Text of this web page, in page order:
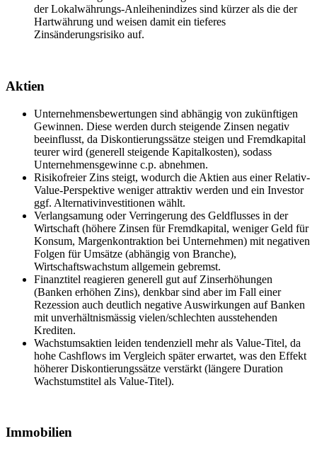
der Lokalwährungs-Anleihenindizes sind kürzer als die der
Hartwährung und weisen damit ein tieferes
Zinsänderungsrisiko auf.
Aktien
Unternehmensbewertungen sind abhängig von zukünftigen
Gewinnen. Diese werden durch steigende Zinsen negativ
beeinflusst, da Diskontierungssätze steigen und Fremdkapital
teurer wird (generell steigende Kapitalkosten), sodass
Unternehmensgewinne c.p. abnehmen.
Risikofreier Zins steigt, wodurch die Aktien aus einer Relativ-
Value-Perspektive weniger attraktiv werden und ein Investor
ggf. Alternativinvestitionen wählt.
Verlangsamung oder Verringerung des Geldflusses in der
Wirtschaft (höhere Zinsen für Fremdkapital, weniger Geld für
Konsum, Margenkontraktion bei Unternehmen) mit negativen
Folgen für Umsätze (abhängig von Branche),
Wirtschaftswachstum allgemein gebremst.
Finanztitel reagieren generell gut auf Zinserhöhungen
(Banken erhöhen Zins), denkbar sind aber im Fall einer
Rezession auch deutlich negative Auswirkungen auf Banken
mit unverhältnismässig vielen/schlechten ausstehenden
Krediten.
Wachstumsaktien leiden tendenziell mehr als Value-Titel, da
hohe Cashflows im Vergleich später erwartet, was den Effekt
höherer Diskontierungssätze verstärkt (längere Duration
Wachstumstitel als Value-Titel).
Immobilien